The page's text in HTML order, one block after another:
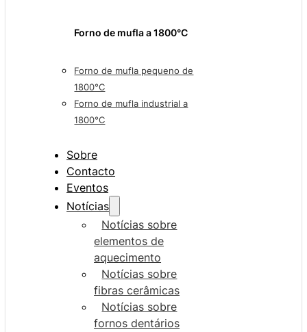
Forno de mufla a 1800°C
Forno de mufla pequeno de
1800°C
Forno de mufla industrial a
1800°C
Sobre
Contacto
Eventos
Notícias
Notícias sobre
elementos de
aquecimento
Notícias sobre
fibras cerâmicas
Notícias sobre
fornos dentários